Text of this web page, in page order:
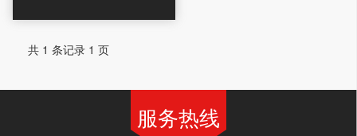
共 1 条记录 1 页
服务热线